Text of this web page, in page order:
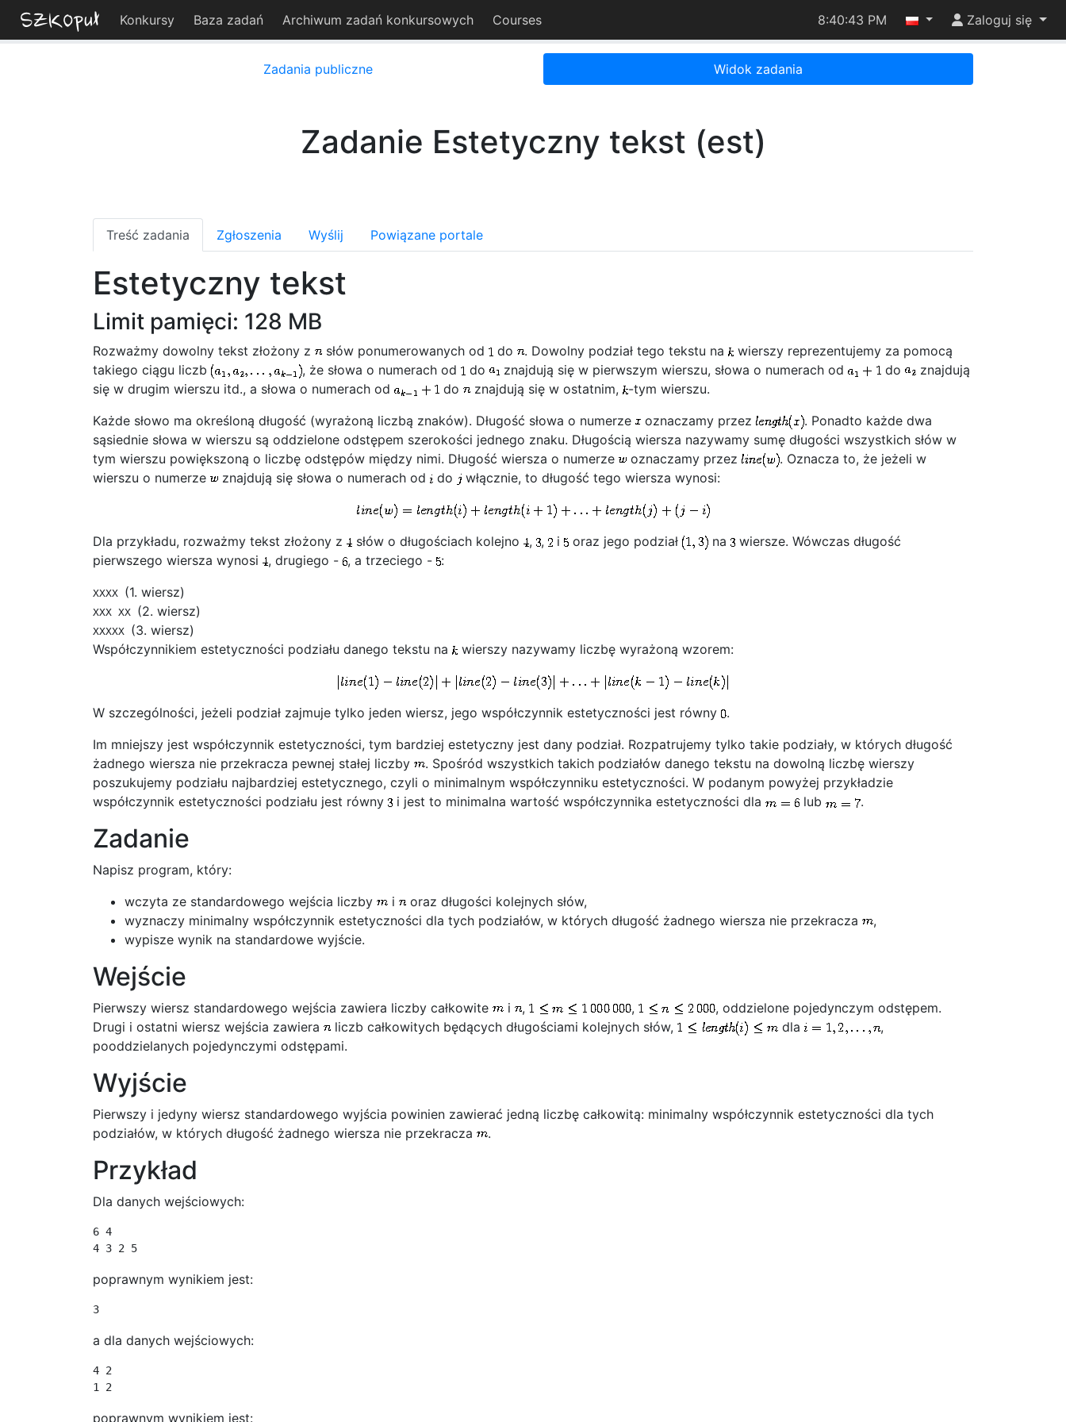
Konkursy Baza zadań Archiwum zadań konkursowych Courses 8:40:43 PM Zaloguj się
Zadania publiczne Widok zadania
Zadanie Estetyczny tekst (est)
Treść zadania Zgłoszenia Wyślij Powiązane portale
Estetyczny tekst
Limit pamięci: 128 MB
Rozważmy dowolny tekst złożony z słów ponumerowanych od do . Dowolny podział tego tekstu na
wierszy reprezentujemy za pomocą
takiego ciągu liczb
, że słowa o numerach od do znajdują się w pierwszym wierszu, słowa o numerach od do
znajdują
się w drugim wierszu itd., a słowa o numerach od
do znajdują się w ostatnim,
-tym wierszu.
Każde słowo ma określoną długość (wyrażoną liczbą znaków). Długość słowa o numerze
oznaczamy przez
. Ponadto każde dwa
sąsiednie słowa w wierszu są oddzielone odstępem szerokości jednego znaku. Długością wiersza nazywamy sumę długości wszystkich słów w
tym wierszu powiększoną o liczbę odstępów między nimi. Długość wiersza o numerze
oznaczamy przez
. Oznacza to, że jeżeli w
wierszu o numerze
znajdują się słowa o numerach od do włącznie, to długość tego wiersza wynosi:
Dla przykładu, rozważmy tekst złożony z słów o długościach kolejno , , i oraz jego podział na
wiersze. Wówczas długość
pierwszego wiersza wynosi
, drugiego - , a trzeciego - :
XXXX (1. wiersz)
XXX XX (2. wiersz)
XXXXX (3. wiersz)
Współczynnikiem estetyczności podziału danego tekstu na
wierszy nazywamy liczbę wyrażoną wzorem:
W szczególności, jeżeli podział zajmuje tylko jeden wiersz, jego współczynnik estetyczności jest równy
.
Im mniejszy jest współczynnik estetyczności, tym bardziej estetyczny jest dany podział. Rozpatrujemy tylko takie podziały, w których długość
żadnego wiersza nie przekracza pewnej stałej liczby
. Spośród wszystkich takich podziałów danego tekstu na dowolną liczbę wierszy
poszukujemy podziału najbardziej estetycznego, czyli o minimalnym współczynniku estetyczności. W podanym powyżej przykładzie
współczynnik estetyczności podziału jest równy
i jest to minimalna wartość współczynnika estetyczności dla lub .
Zadanie
Napisz program, który:
wczyta ze standardowego wejścia liczby
i
oraz długości kolejnych słów,
wyznaczy minimalny współczynnik estetyczności dla tych podziałów, w których długość żadnego wiersza nie przekracza
,
wypisze wynik na standardowe wyjście.
Wejście
Pierwszy wiersz standardowego wejścia zawiera liczby całkowite i , ,
, oddzielone pojedynczym odstępem.
Drugi i ostatni wiersz wejścia zawiera
liczb całkowitych będących długościami kolejnych słów, dla
,
pooddzielanych pojedynczymi odstępami.
Wyjście
Pierwszy i jedyny wiersz standardowego wyjścia powinien zawierać jedną liczbę całkowitą: minimalny współczynnik estetyczności dla tych
podziałów, w których długość żadnego wiersza nie przekracza
.
Przykład
Dla danych wejściowych:
6 4
4 3 2 5
poprawnym wynikiem jest:
3
a dla danych wejściowych:
4 2
1 2
poprawnym wynikiem jest: